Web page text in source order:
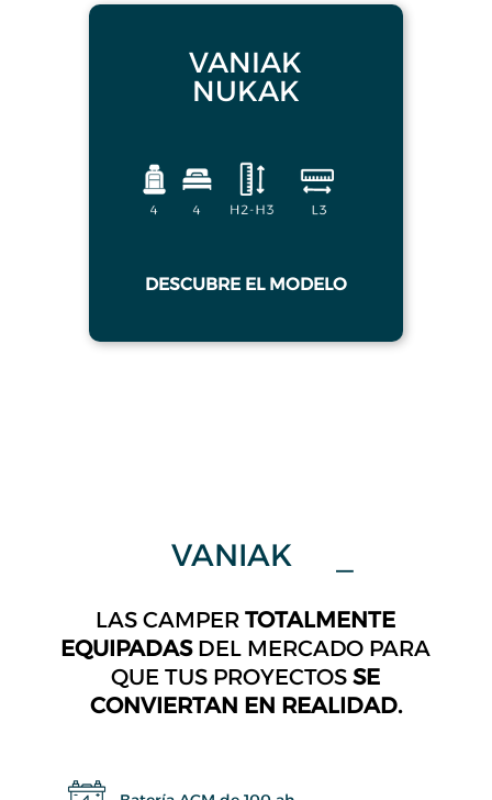
VANIAK
NUKAK
DESCUBRE EL MODELO
VANIAK Nukak
LAS CAMPER TOTALMENTE
EQUIPADASDEL MERCADO PARA
QUE TUS PROYECTOSSE
CONVIERTAN EN REALIDAD.